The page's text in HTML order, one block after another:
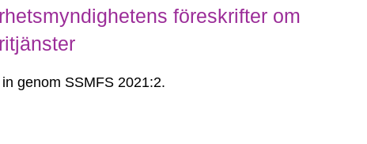
föreskrifter om
genom SSMFS 2021:2.